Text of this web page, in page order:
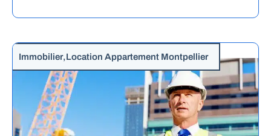
Immobilier,Location Appartement Montpellier